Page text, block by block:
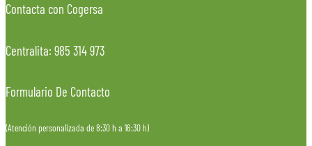
Contacta con Cogersa
Centralita: 985 314 973
Formulario De Contacto
(Atención personalizada de 8:30 h a 16:30 h)